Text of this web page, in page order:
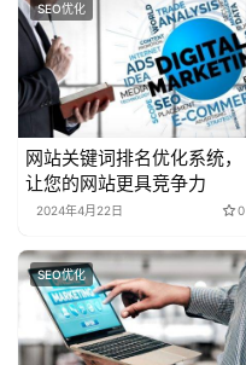
SEO优化
网站关键词排名优化系统，
让您的网站更具竞争力
2024年4月22日 0
SEO优化